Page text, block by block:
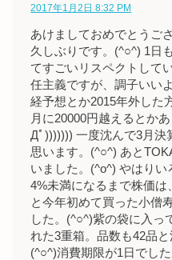
2017年1月2日 8:32 PM
あけましておめでとうご
久しぶりです。(^○^) 1日
てすごいリスペクトして
任主義ですが、調子いい
経予想とか2015年外した
月に20000円越えるとか
Дﾟ))))))) 一度沈んで3月決
思います。(^○^) あと
いました。(^o^) やはりい
4%未満になるまで株価
と今年初めて買った小僧
した。(^○^)紫の袋に入っ
れた3重箱。品数も42品
(^○^)消費期限が1日でし